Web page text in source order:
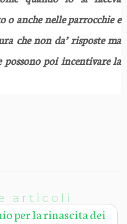
o anche nelle parrocchie e
che non da’ risposte ma
possono poi incentivare la
articoli
per la rinascita dei